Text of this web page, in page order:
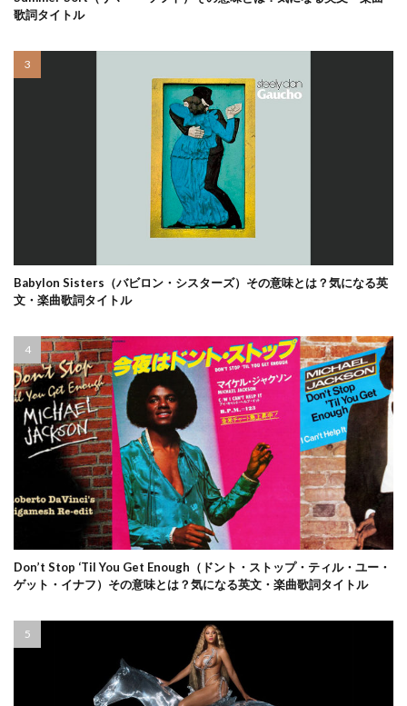
歌詞タイトル
Babylon Sisters（バビロン・シスターズ）その意味とは？気になる英
文・楽曲歌詞タイトル
Don’t Stop ‘Til You Get Enough（ドント・ストップ・ティル・ユー・
ゲット・イナフ）その意味とは？気になる英文・楽曲歌詞タイトル